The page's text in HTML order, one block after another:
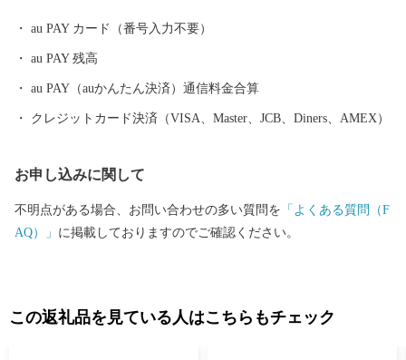
au PAY カード（番号入力不要）
au PAY 残高
au PAY（auかんたん決済）通信料金合算
クレジットカード決済（VISA、Master、JCB、Diners、AMEX）
お申し込みに関して
不明点がある場合、お問い合わせの多い質問を 「よくある質問（F
AQ）」 に掲載しておりますのでご確認ください。
この返礼品を見ている人はこちらもチェック